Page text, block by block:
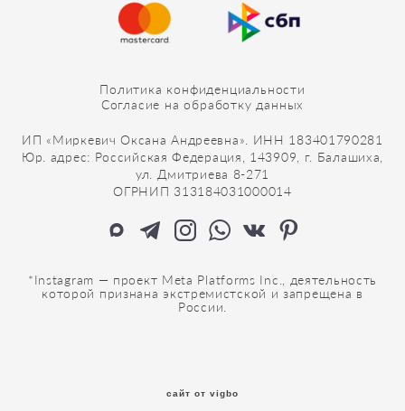
Политика конфиденциальности
Согласие на обработку данных
ИП «Миркевич Оксана Андреевна». ИНН 183401790281
Юр. адрес: Российская Федерация, 143909, г. Балашиха,
ул. Дмитриева 8-271
ОГРНИП 313184031000014
*Instagram — проект Meta Platforms Inc., деятельность
которой признана экстремистской и запрещена в
России.
сайт от vigbo